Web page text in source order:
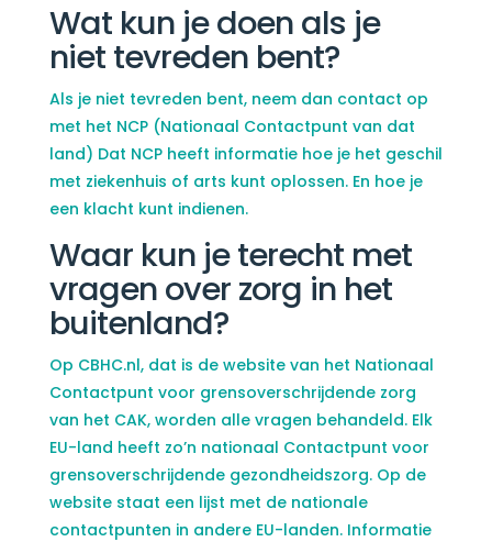
Wat kun je doen als je
niet tevreden bent?
Als je niet tevreden bent, neem dan contact op
met het NCP (Nationaal Contactpunt van dat
land) Dat NCP heeft informatie hoe je het geschil
met ziekenhuis of arts kunt oplossen. En hoe je
een klacht kunt indienen.
Waar kun je terecht met
vragen over zorg in het
buitenland?
Op CBHC.nl, dat is de website van het Nationaal
Contactpunt voor grensoverschrijdende zorg
van het CAK, worden alle vragen behandeld. Elk
EU-land heeft zo’n nationaal Contactpunt voor
grensoverschrijdende gezondheidszorg. Op de
website staat een lijst met de nationale
contactpunten in andere EU-landen. Informatie